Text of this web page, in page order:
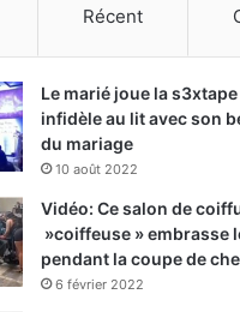
Récent
Le marié joue la
infidèle au lit avec son
du mariage
10 août 2022
Vidéo: Ce salon de
»coiffeuse » embrasse
pendant la coupe de
6 février 2022